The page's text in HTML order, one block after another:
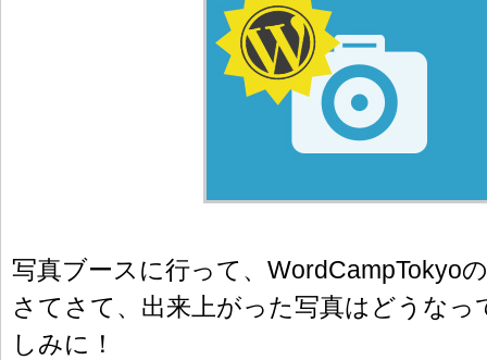
写真ブースに行って、WordCampTokyo
さてさて、出来上がった写真はどうなっ
しみに！